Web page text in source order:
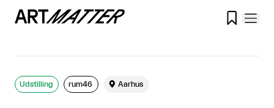

Udstilling rum46  Aarhus